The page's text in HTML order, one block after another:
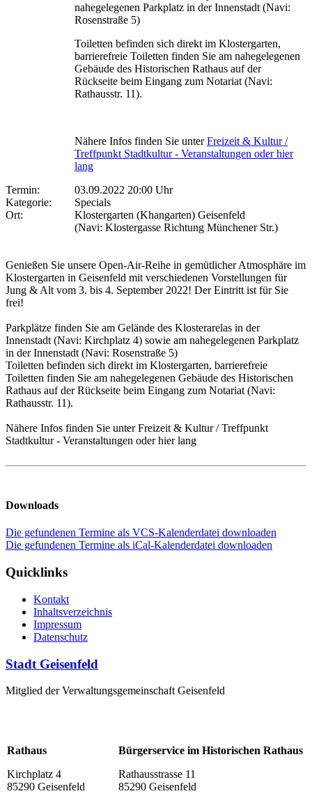
nahegelegenen Parkplatz in der Innenstadt (Navi:
Rosenstraße 5)
Toiletten befinden sich direkt im Klostergarten,
barrierefreie Toiletten finden Sie am nahegelegenen
Gebäude des Historischen Rathaus auf der
Rückseite beim Eingang zum Notariat (Navi:
Rathausstr. 11).
Nähere Infos finden Sie unterFreizeit & Kultur /
Treffpunkt Stadtkultur - Veranstaltungen oder hier
lang
Termin:
03.09.2022 20:00 Uhr
Kategorie:
Specials
Ort:
Klostergarten (Khangarten) Geisenfeld
(Navi: Klostergasse Richtung Münchener Str.)
Genießen Sie unsere Open-Air-Reihe in gemütlicher Atmosphäre im
Klostergarten in Geisenfeld mit verschiedenen Vorstellungen für
Jung & Alt vom 3. bis 4. September 2022! Der Eintritt ist für Sie
frei!
Parkplätze finden Sie am Gelände des Klosterarelas in der
Innenstadt (Navi: Kirchplatz 4) sowie am nahegelegenen Parkplatz
in der Innenstadt (Navi: Rosenstraße 5)
Toiletten befinden sich direkt im Klostergarten, barrierefreie
Toiletten finden Sie am nahegelegenen Gebäude des Historischen
Rathaus auf der Rückseite beim Eingang zum Notariat (Navi:
Rathausstr. 11).
Nähere Infos finden Sie unter Freizeit & Kultur / Treffpunkt
Stadtkultur - Veranstaltungen oder hier lang
Downloads
Die gefundenen Termine als VCS-Kalenderdatei downloaden
Die gefundenen Termine als iCal-Kalenderdatei downloaden
Quicklinks
Kontakt
Inhaltsverzeichnis
Impressum
Datenschutz
Stadt Geisenfeld
Mitglied der Verwaltungsgemeinschaft Geisenfeld
Rathaus
Kirchplatz 4
85290 Geisenfeld
Bürgerservice im Historischen Rathaus
Rathausstrasse 11
85290 Geisenfeld